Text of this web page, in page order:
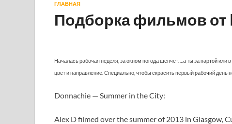
ГЛАВНАЯ
Подборка фильмов от
Началась рабочая неделя, за окном погода шепчет….а ты за партой
цвет и направление. Специально, чтобы скрасить первый рабочий день
Donnachie — Summer in the City:
Alex D filmed over the summer of 2013 in Glasgow,